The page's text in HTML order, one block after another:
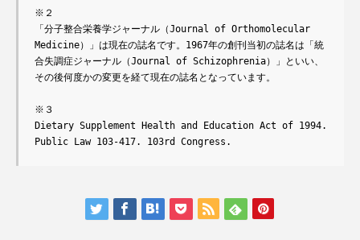
※２
「分子整合栄養学ジャーナル（Journal of Orthomolecular
Medicine）」は現在の誌名です。1967年の創刊当初の誌名は「統
合失調症ジャーナル（Journal of Schizophrenia）」といい、
その後何度かの変更を経て現在の誌名となっています。
※３
Dietary Supplement Health and Education Act of 1994.